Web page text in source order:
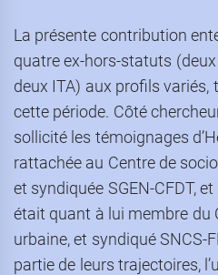
La présente contribution
quatre ex-hors-statuts (deux
deux ITA) aux profils variés,
cette période. Côté
sollicité les témoignages
rattachée au Centre de
et syndiquée SGEN-CFDT,
était quant à lui membre du
urbaine, et syndiqué SNCS-
partie de leurs trajectoires,